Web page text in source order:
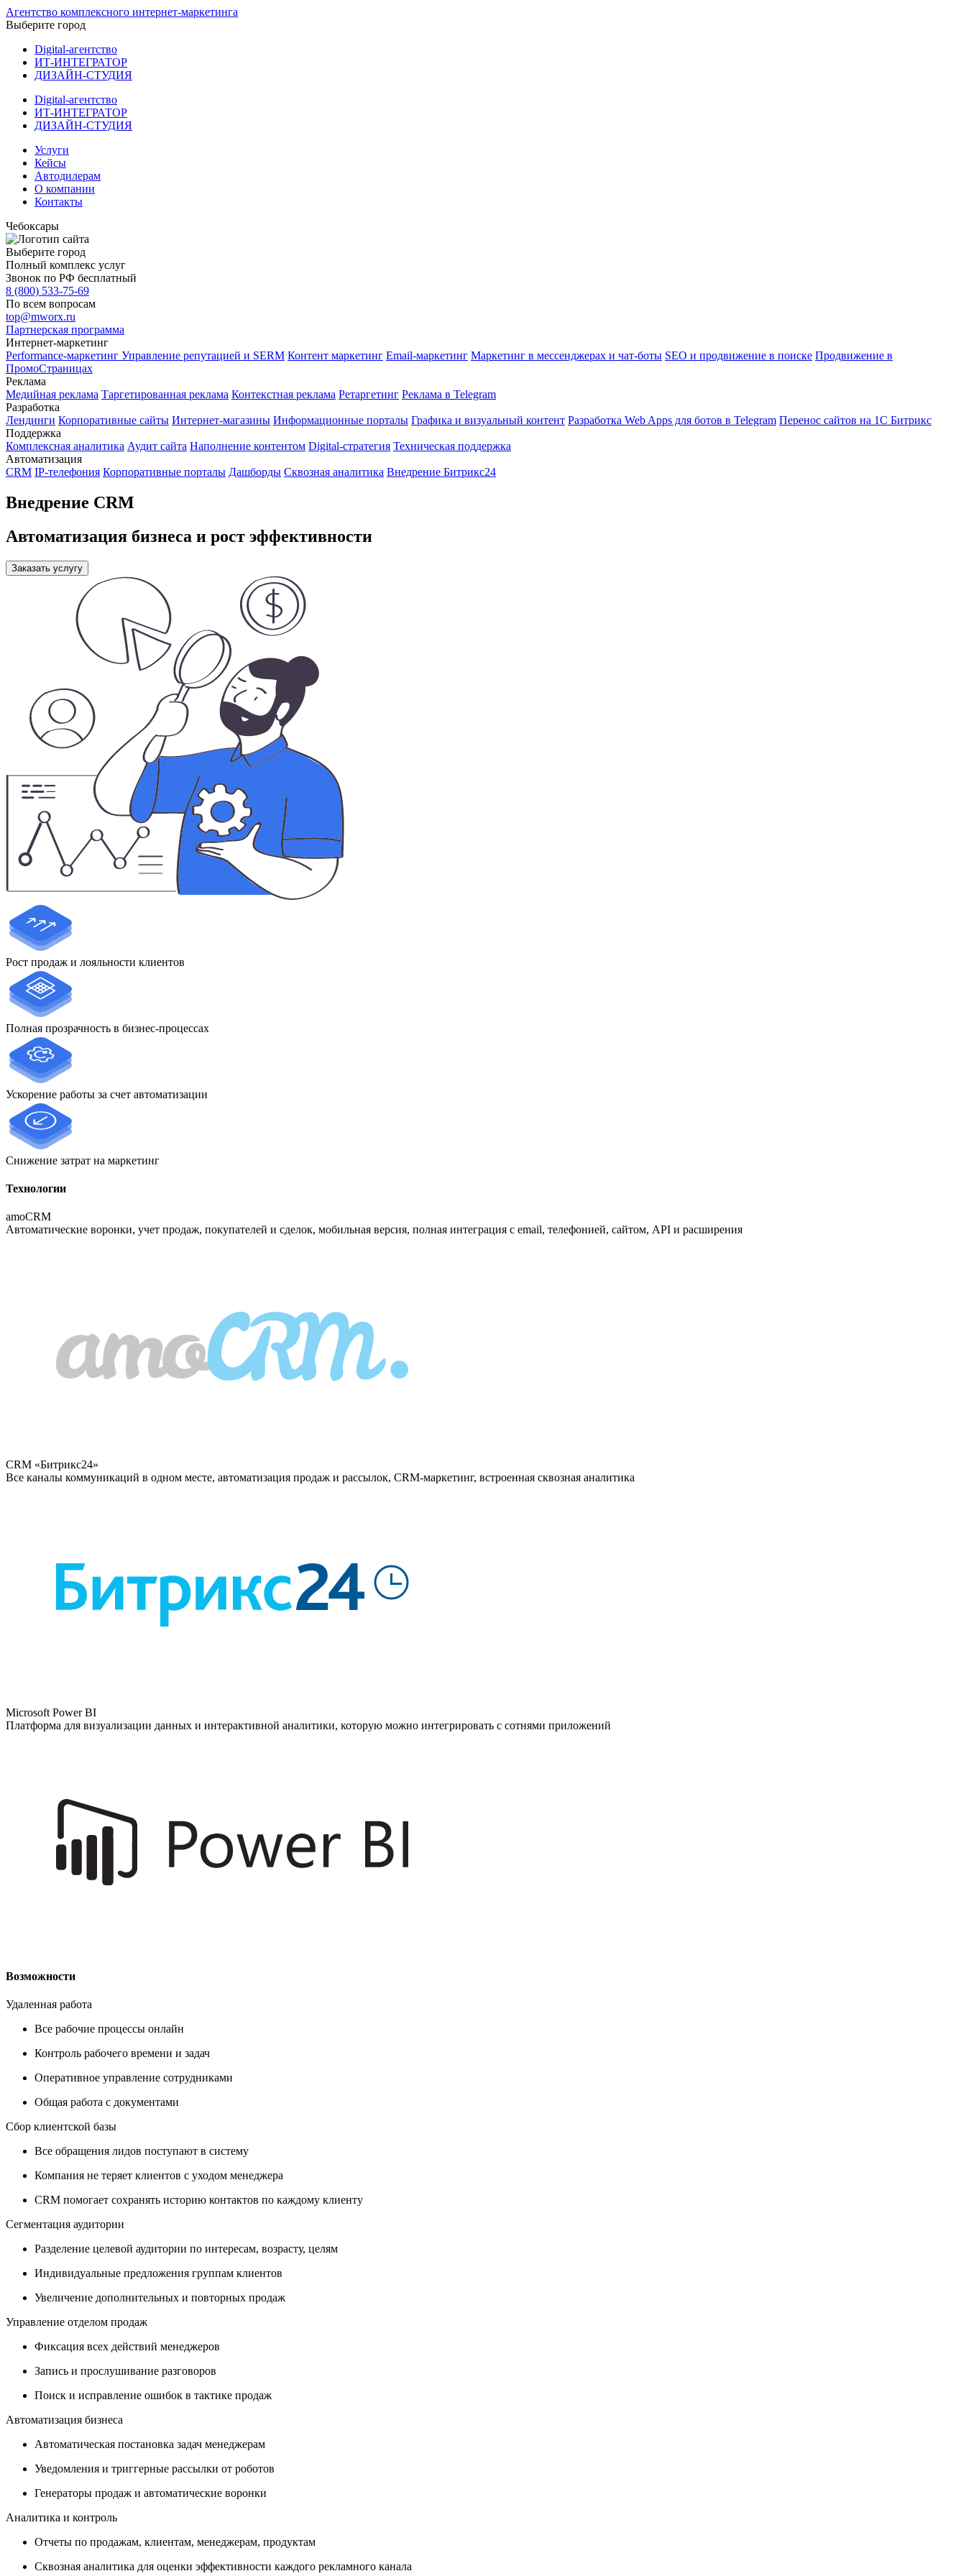
Агентство комплексного интернет-маркетинга
Выберите город
Digital-агентство
ИТ-ИНТЕГРАТОР
ДИЗАЙН-СТУДИЯ
Digital-агентство
ИТ-ИНТЕГРАТОР
ДИЗАЙН-СТУДИЯ
Услуги
Кейсы
Автодилерам
О компании
Контакты
Чебоксары
Выберите город
Полный комплекс услуг
Звонок по РФ бесплатный
8 (800) 533-75-69
По всем вопросам
top@mworx.ru
Партнерская программа
Интернет-маркетинг
Performance-маркетинг Управление репутацией и SERM Контент маркетинг Email-маркетинг Маркетинг в мессенджерах и чат-боты SEO и продвижение в поиске Продвижение в
ПромоСтраницах
Реклама
Медийная реклама Таргетированная реклама Контекстная реклама Ретаргетинг Реклама в Telegram
Разработка
Лендинги Корпоративные сайты Интернет-магазины Информационные порталы Графика и визуальный контент Разработка Web Apps для ботов в Telegram Перенос сайтов на 1С Битрикс
Поддержка
Комплексная аналитика Аудит сайта Наполнение контентом Digital-стратегия Техническая поддержка
Автоматизация
CRM IP-телефония Корпоративные порталы Дашборды Сквозная аналитика Внедрение Битрикс24
Внедрение CRM
Автоматизация бизнеса и рост эффективности
Заказать услугу
Рост продаж и лояльности клиентов
Полная прозрачность в бизнес-процессах
Ускорение работы за счет автоматизации
Снижение затрат на маркетинг
Технологии
amoCRM
Автоматические воронки, учет продаж, покупателей и сделок, мобильная версия, полная интеграция с email, телефонией, сайтом, API и расширения
CRM «Битрикс24»
Все каналы коммуникаций в одном месте, автоматизация продаж и рассылок, CRM-маркетинг, встроенная сквозная аналитика
Microsoft Power BI
Платформа для визуализации данных и интерактивной аналитики, которую можно интегрировать с сотнями приложений
Возможности
Удаленная работа
Все рабочие процессы онлайн
Контроль рабочего времени и задач
Оперативное управление сотрудниками
Общая работа с документами
Сбор клиентской базы
Все обращения лидов поступают в систему
Компания не теряет клиентов с уходом менеджера
CRM помогает сохранять историю контактов по каждому клиенту
Сегментация аудитории
Разделение целевой аудитории по интересам, возрасту, целям
Индивидуальные предложения группам клиентов
Увеличение дополнительных и повторных продаж
Управление отделом продаж
Фиксация всех действий менеджеров
Запись и прослушивание разговоров
Поиск и исправление ошибок в тактике продаж
Автоматизация бизнеса
Автоматическая постановка задач менеджерам
Уведомления и триггерные рассылки от роботов
Генераторы продаж и автоматические воронки
Аналитика и контроль
Отчеты по продажам, клиентам, менеджерам, продуктам
Сквозная аналитика для оценки эффективности каждого рекламного канала